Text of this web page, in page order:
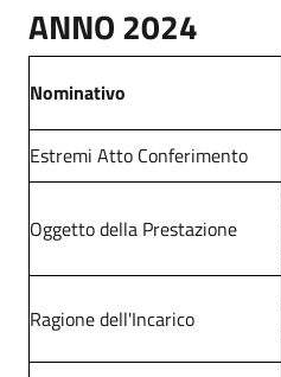
ANNO 2024
Nominativo
Estremi Atto Conferimento
Oggetto della Prestazione
Ragione dell'Incarico